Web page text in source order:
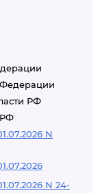
Федерации
РФ
N
N 24-